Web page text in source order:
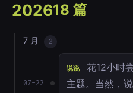
202618 篇
7 月 2
07-22
说说
花12小时
主题。当然，